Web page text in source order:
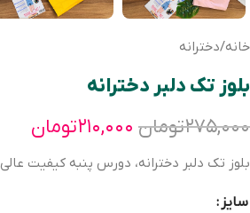
خانه/دخترانه
بلوز تک دلبر دخترانه
۲۷۵,۰۰۰تومان ۲۱۰,۰۰۰تومان
بلوز تک دلبر دخترانه، دورس پنبه کیفیت
سایز